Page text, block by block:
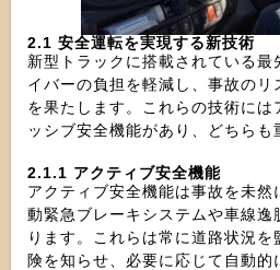
2.1 安全運転を実現する新技術
新型トラックに搭載されている最
イバーの負担を軽減し、事故のリ
を果たします。これらの技術に
ッシブ安全機能があり、どちらも
2.1.1 アクティブ安全機能
アクティブ安全機能は事故を未然
動緊急ブレーキシステムや車線逸
ります。これらは常に道路状況
険を知らせ、必要に応じて自動